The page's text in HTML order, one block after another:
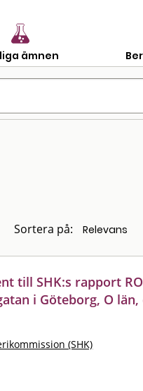
ämnen
Sortera på:
till SHK:s rapport
i Göteborg, O
(SHK)